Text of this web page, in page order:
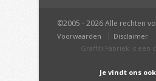
©2005 - 2026 Alle rechten
Voorwaarden
Disclaimer
Graffiti Fabriek is een
Je vindt ons